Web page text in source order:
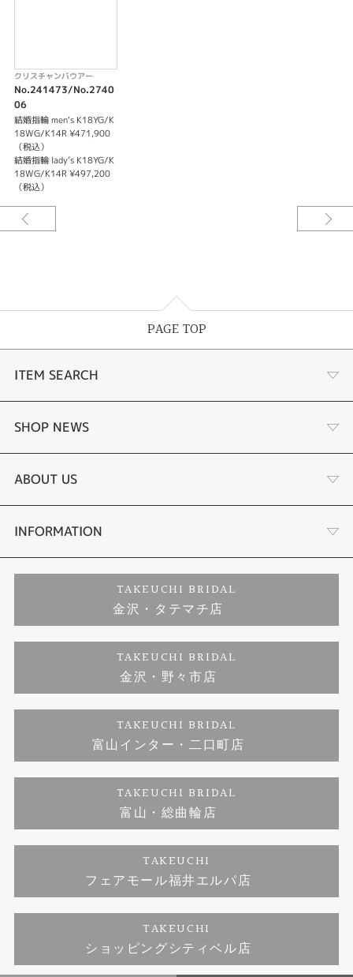
クリスチャンバウアー
No.241473/No.2740
06
結婚指輪 men‘s K18YG/K
18WG/K14R ¥471,900
（税込）
結婚指輪 lady’s K18YG/K
18WG/K14R ¥497,200
（税込）
PAGE TOP
ITEM SEARCH
婚約指輪
結婚指輪
セットリング
婚約ネックレス
ダイヤモンド
ジュエリーリフォーム
SHOP NEWS
選ばれる理由まとめ
お客様の声
プロポーズサポート
ブランドリスト
福井指輪工房｜手作りペアリング
福井指輪工房｜手作り結婚指輪 and 婚約指輪
福井工房｜手作り婚約指輪プロポーズプラン
ABOUT US
会社概要
お客様の声
INFORMATION
プライバシーポリシー
TAKEUCHI BRIDAL
金沢・タテマチ店
TAKEUCHI BRIDAL
金沢・野々市店
TAKEUCHI BRIDAL
富山インター・二口町店
TAKEUCHI BRIDAL
富山・総曲輪店
TAKEUCHI
フェアモール福井エルパ店
TAKEUCHI
ショッピングシティベル店